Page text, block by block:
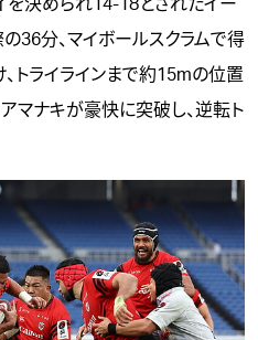
を決められ14-18とされたイー
36分、マイボールスクラムで得
トライラインまで約15mの位置
マナキが豪快に突破し、逆転ト